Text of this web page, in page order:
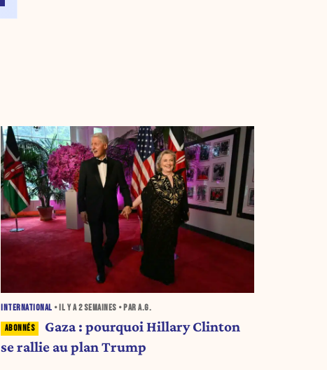
INTERNATIONAL • IL Y A2 SEMAINES • PAR A.G.
Gaza : pourquoi Hillary Clinton
se rallie au plan Trump